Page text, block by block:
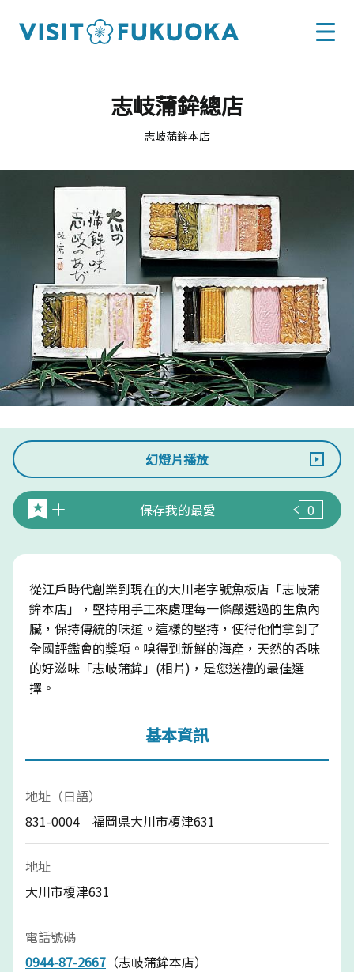
志岐蒲鉾總店
志岐蒲鉾本店
幻燈片播放
保存我的最愛 0
從江戶時代創業到現在的大川老字號魚板店「志岐蒲
鉾本店」，堅持用手工來處理每一條嚴選過的生魚內
臟，保持傳統的味道。這樣的堅持，使得他們拿到了
全國評鑑會的獎項。嗅得到新鮮的海產，天然的香味
的好滋味「志岐蒲鉾」(相片)，是您送禮的最佳選
擇。
基本資訊
地址（日語）
831-0004 福岡県大川市榎津631
地址
大川市榎津631
電話號碼
0944-87-2667 （志岐蒲鉾本店）